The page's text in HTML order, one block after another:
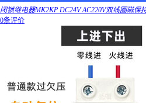
闭锁继电器MK2KP DC24V AC220V双线圈磁保
0条评价